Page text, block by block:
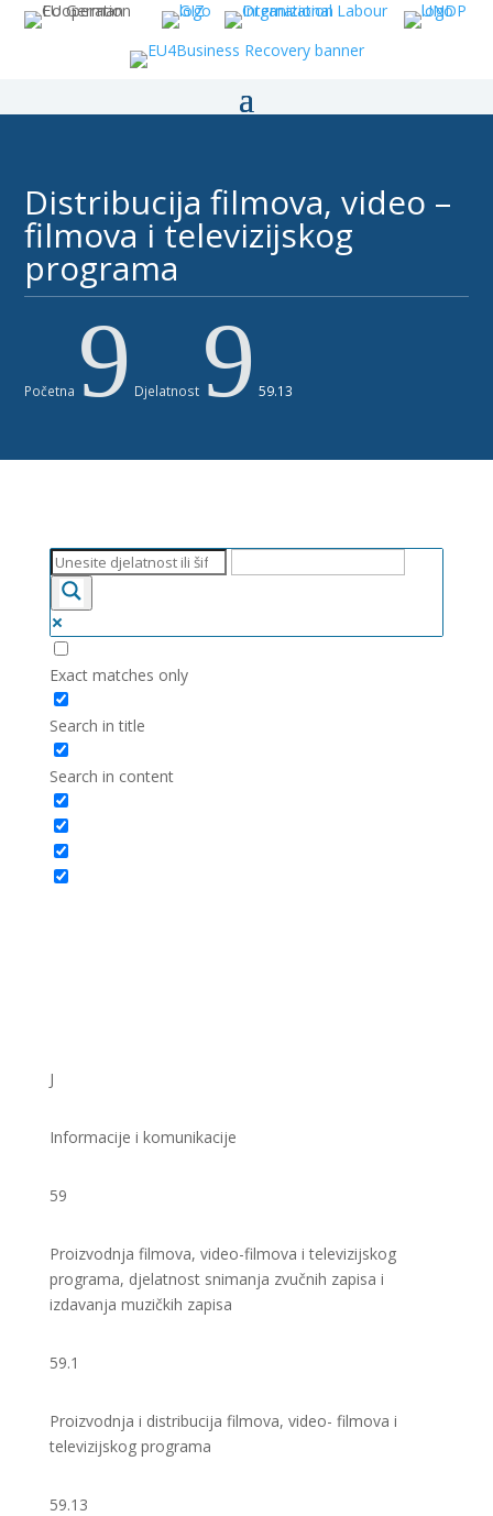
Distribucija filmova, video –
filmova i televizijskog
programa ​
Početna 9 Djelatnost 9 59.13
Exact matches only
Search in title
Search in content
J
Informacije i komunikacije
59
Proizvodnja filmova, video-filmova i televizijskog
programa, djelatnost snimanja zvučnih zapisa i
izdavanja muzičkih zapisa
59.1
Proizvodnja i distribucija filmova, video- filmova i
televizijskog programa
59.13